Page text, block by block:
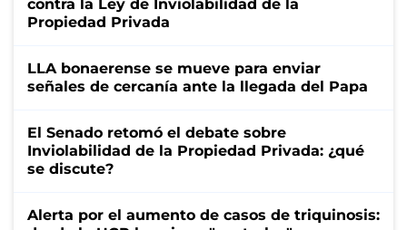
contra la Ley de Inviolabilidad de la
Propiedad Privada
LLA bonaerense se mueve para enviar
señales de cercanía ante la llegada del Papa
El Senado retomó el debate sobre
Inviolabilidad de la Propiedad Privada: ¿qué
se discute?
Alerta por el aumento de casos de triquinosis: